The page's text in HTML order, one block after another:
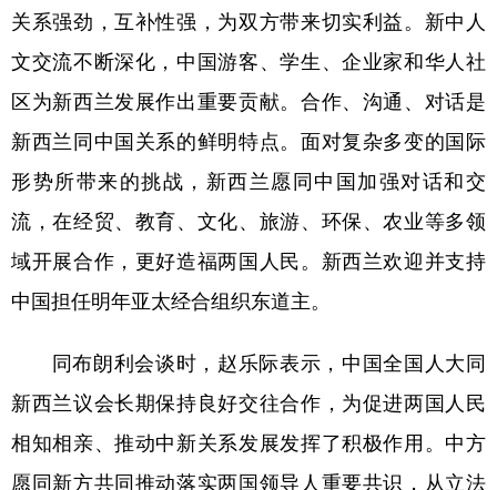
关系强劲，互补性强，为双方带来切实利益。新中人
文交流不断深化，中国游客、学生、企业家和华人社
区为新西兰发展作出重要贡献。合作、沟通、对话是
新西兰同中国关系的鲜明特点。面对复杂多变的国际
形势所带来的挑战，新西兰愿同中国加强对话和交
流，在经贸、教育、文化、旅游、环保、农业等多领
域开展合作，更好造福两国人民。新西兰欢迎并支持
中国担任明年亚太经合组织东道主。
同布朗利会谈时，赵乐际表示，中国全国人大同
新西兰议会长期保持良好交往合作，为促进两国人民
相知相亲、推动中新关系发展发挥了积极作用。中方
愿同新方共同推动落实两国领导人重要共识，从立法